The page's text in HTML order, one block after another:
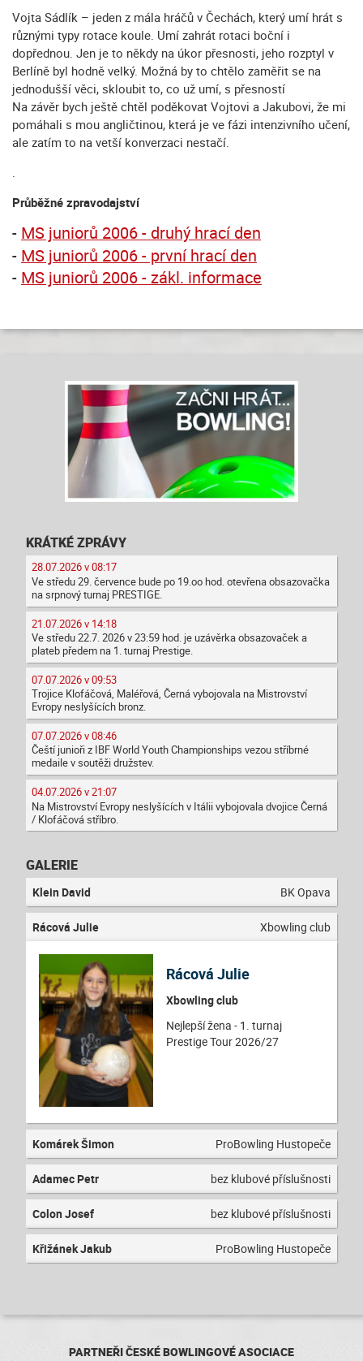
Vojta Sádlík – jeden z mála hráčů v Čechách, který umí hrát s
různými typy rotace koule. Umí zahrát rotaci boční i
dopřednou. Jen je to někdy na úkor přesnosti, jeho rozptyl v
Berlíně byl hodně velký. Možná by to chtělo zaměřit se na
jednodušší věci, skloubit to, co už umí, s přesností
Na závěr bych ještě chtěl poděkovat Vojtovi a Jakubovi, že mi
pomáhali s mou angličtinou, která je ve fázi intenzivního učení,
ale zatím to na vetší konverzaci nestačí.
Průběžné zpravodajství
- MS juniorů 2006 - druhý hrací den
- MS juniorů 2006 - první hrací den
- MS juniorů 2006 - zákl. informace
KRÁTKÉ ZPRÁVY
28.07.2026 v 08:17
Ve středu 29. července bude po 19.oo hod. otevřena obsazovačka
na srpnový turnaj PRESTIGE.
21.07.2026 v 14:18
Ve středu 22.7. 2026 v 23:59 hod. je uzávěrka obsazovaček a
plateb předem na 1. turnaj Prestige.
07.07.2026 v 09:53
Trojice Klofáčová, Maléřová, Černá vybojovala na Mistrovství
Evropy neslyšících bronz.
07.07.2026 v 08:46
Čeští junioři z IBF World Youth Championships vezou stříbrné
medaile v soutěži družstev.
04.07.2026 v 21:07
Na Mistrovství Evropy neslyšících v Itálii vybojovala dvojice Černá
/ Klofáčová stříbro.
GALERIE
Klein David BK Opava
Rácová Julie Xbowling club
Rácová Julie
Xbowling club
Nejlepší žena - 1. turnaj
Prestige Tour 2026/27
Komárek Šimon ProBowling Hustopeče
Adamec Petr bez klubové příslušnosti
Colon Josef bez klubové příslušnosti
Křižánek Jakub ProBowling Hustopeče
PARTNEŘI ČESKÉ BOWLINGOVÉ ASOCIACE